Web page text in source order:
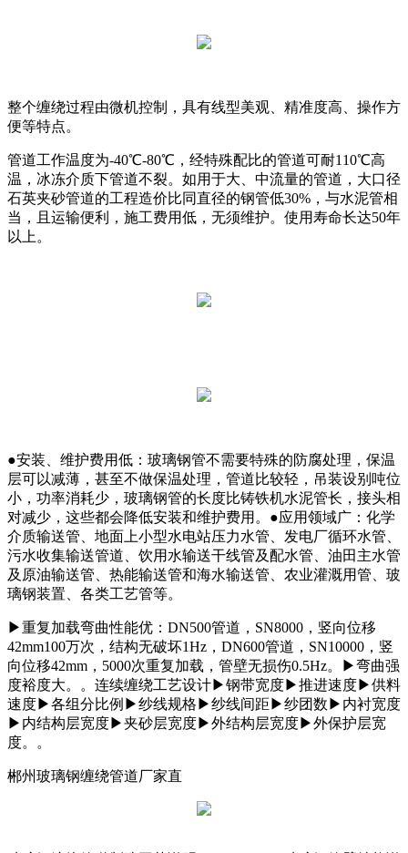
整个缠绕过程由微机控制，具有线型美观、精准度高、操作方
便等特点。
管道工作温度为-40℃-80℃，经特殊配比的管道可耐110℃高
温，冰冻介质下管道不裂。如用于大、中流量的管道，大口径
石英夹砂管道的工程造价比同直径的钢管低30%，与水泥管相
当，且运输便利，施工费用低，无须维护。使用寿命长达50年
以上。
●安装、维护费用低：玻璃钢管不需要特殊的防腐处理，保温
层可以减薄，甚至不做保温处理，管道比较轻，吊装设别吨位
小，功率消耗少，玻璃钢管的长度比铸铁机水泥管长，接头相
对减少，这些都会降低安装和维护费用。●应用领域广：化学
介质输送管、地面上小型水电站压力水管、发电厂循环水管、
污水收集输送管道、饮用水输送干线管及配水管、油田主水管
及原油输送管、热能输送管和海水输送管、农业灌溉用管、玻
璃钢装置、各类工艺管等。
▶重复加载弯曲性能优：DN500管道，SN8000，竖向位移
42mm100万次，结构无破坏1Hz，DN600管道，SN10000，竖
向位移42mm，5000次重复加载，管壁无损伤0.5Hz。▶弯曲强
度裕度大。。连续缠绕工艺设计▶钢带宽度▶推进速度▶供料
速度▶各组分比例▶纱线规格▶纱线间距▶纱团数▶内衬宽度
▶内结构层宽度▶夹砂层宽度▶外结构层宽度▶外保护层宽
度。。
郴州玻璃钢缠绕管道厂家直